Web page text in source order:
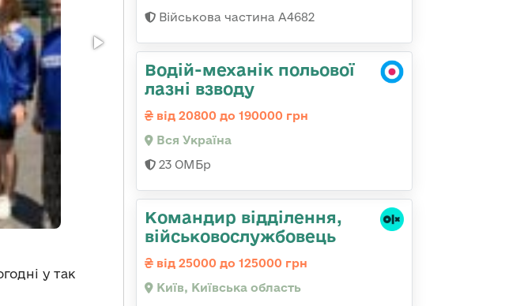
у так
Військова частина А4682
Водій-механік польової
лазні взводу
від 20800 до 190000 грн
Вся Україна
23 ОМБр
Командир відділення,
військовослужбовець
від 25000 до 125000 грн
Київ, Київська область